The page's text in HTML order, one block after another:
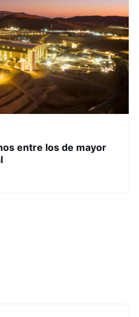
entre los de mayor